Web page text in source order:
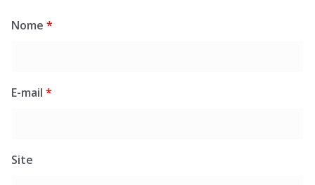
Nome *
E-mail *
Site